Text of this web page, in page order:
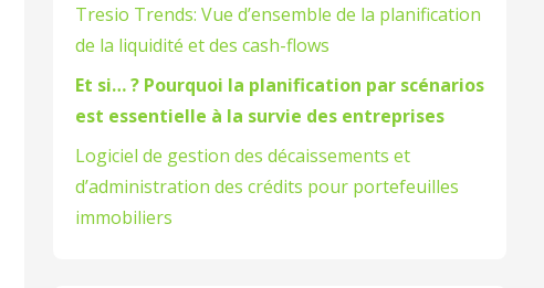
Tresio Trends: Vue d’ensemble de la planification
de la liquidité et des cash-flows
Et si… ? Pourquoi la planification par scénarios
est essentielle à la survie des entreprises
Logiciel de gestion des décaissements et
d’administration des crédits pour portefeuilles
immobiliers